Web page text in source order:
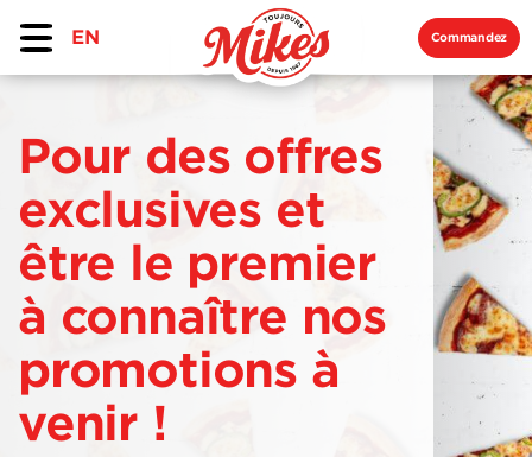
EN Commandez
Pour des offres
exclusives et
être le premier
à connaître nos
promotions à
venir !